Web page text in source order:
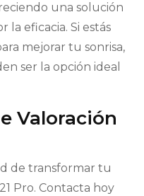
una solución
la eficacia. Si estás
mejorar tu sonrisa,
ser la opción ideal
Valoración
de transformar tu
Pro. Contacta hoy